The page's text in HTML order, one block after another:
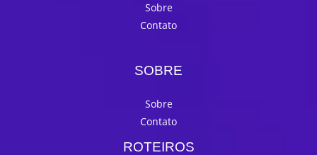
Sobre
Contato
SOBRE
Sobre
Contato
ROTEIROS